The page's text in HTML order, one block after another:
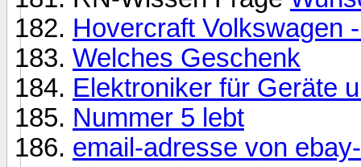
Hovercraft Volkswagen
Welches Geschenk
Elektroniker für Geräte
Nummer 5 lebt
email-adresse von